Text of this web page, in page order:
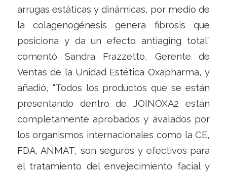
arrugas estáticas y dinámicas, por medio de
la colagenogénesis genera fibrosis que
posiciona y da un efecto antiaging total”
comentó Sandra Frazzetto, Gerente de
Ventas de la Unidad Estética Oxapharma, y
añadió, “Todos los productos que se están
presentando dentro de JOINOXA2 están
completamente aprobados y avalados por
los organismos internacionales como la CE,
FDA, ANMAT, son seguros y efectivos para
el tratamiento del envejecimiento facial y